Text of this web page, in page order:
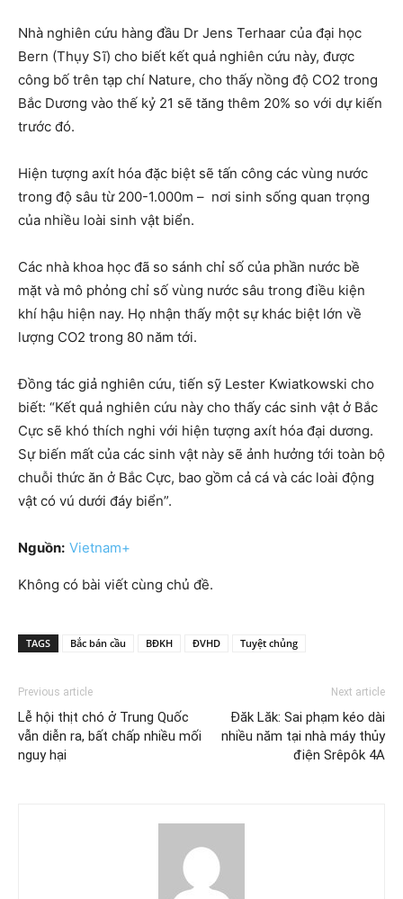
Nhà nghiên cứu hàng đầu Dr Jens Terhaar của đại học
Bern (Thụy Sĩ) cho biết kết quả nghiên cứu này, được
công bố trên tạp chí Nature, cho thấy nồng độ CO2 trong
Bắc Dương vào thế kỷ 21 sẽ tăng thêm 20% so với dự kiến
trước đó.
Hiện tượng axít hóa đặc biệt sẽ tấn công các vùng nước
trong độ sâu từ 200-1.000m – nơi sinh sống quan trọng
của nhiều loài sinh vật biển.
Các nhà khoa học đã so sánh chỉ số của phần nước bề
mặt và mô phỏng chỉ số vùng nước sâu trong điều kiện
khí hậu hiện nay. Họ nhận thấy một sự khác biệt lớn về
lượng CO2 trong 80 năm tới.
Đồng tác giả nghiên cứu, tiến sỹ Lester Kwiatkowski cho
biết: “Kết quả nghiên cứu này cho thấy các sinh vật ở Bắc
Cực sẽ khó thích nghi với hiện tượng axít hóa đại dương.
Sự biến mất của các sinh vật này sẽ ảnh hưởng tới toàn bộ
chuỗi thức ăn ở Bắc Cực, bao gồm cả cá và các loài động
vật có vú dưới đáy biển”.
Nguồn: Vietnam+
Không có bài viết cùng chủ đề.
TAGS Bắc bán cầu BĐKH ĐVHD Tuyệt chủng
Previous article
Lễ hội thịt chó ở Trung Quốc
vẫn diễn ra, bất chấp nhiều mối
nguy hại
Next article
Đăk Lăk: Sai phạm kéo dài
nhiều năm tại nhà máy thủy
điện Srêpôk 4A